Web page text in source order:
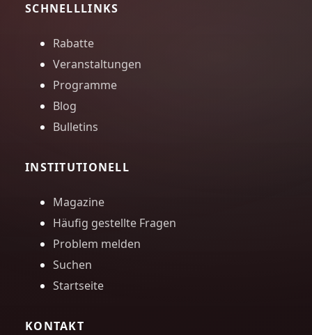
SCHNELLLINKS
Rabatte
Veranstaltungen
Programme
Blog
Bulletins
INSTITUTIONELL
Magazine
Häufig gestellte Fragen
Problem melden
Suchen
Startseite
KONTAKT